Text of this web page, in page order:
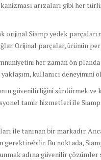
arızaları gibi her
orijinal Siamp yedek
Orijinal parçalar, ürünün
her zaman ön
kullanıcı deneyimini
güvenilirliğini sürdürmek ve
tamir hizmetleri ile
ile tanınan bir markadır.
gerektirebilir. Bu noktada,
adına güvenilir çözümler